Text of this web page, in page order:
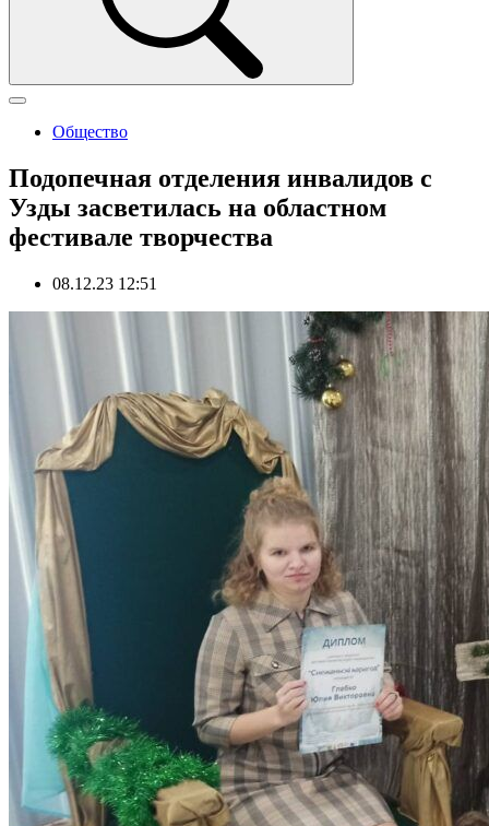
Общество
Подопечная отделения инвалидов с
Узды засветилась на областном
фестивале творчества
08.12.23 12:51